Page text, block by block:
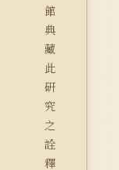
館
典
藏
此
研
究
之
詮
釋